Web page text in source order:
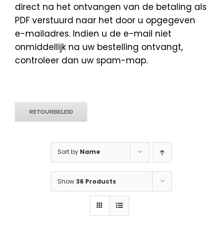
direct na het ontvangen van de betaling als
PDF verstuurd naar het door u opgegeven
e-mailadres. Indien u de e-mail niet
onmiddellijk na uw bestelling ontvangt,
controleer dan uw spam-map.
RETOURBELEID
Sort by Name
Show 36 Products